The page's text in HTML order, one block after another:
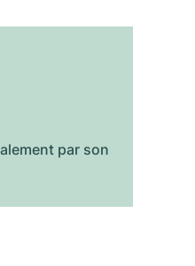
par son